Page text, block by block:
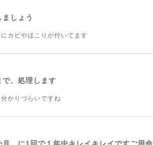
しょう
りが付いてます
、処理します
らいですね